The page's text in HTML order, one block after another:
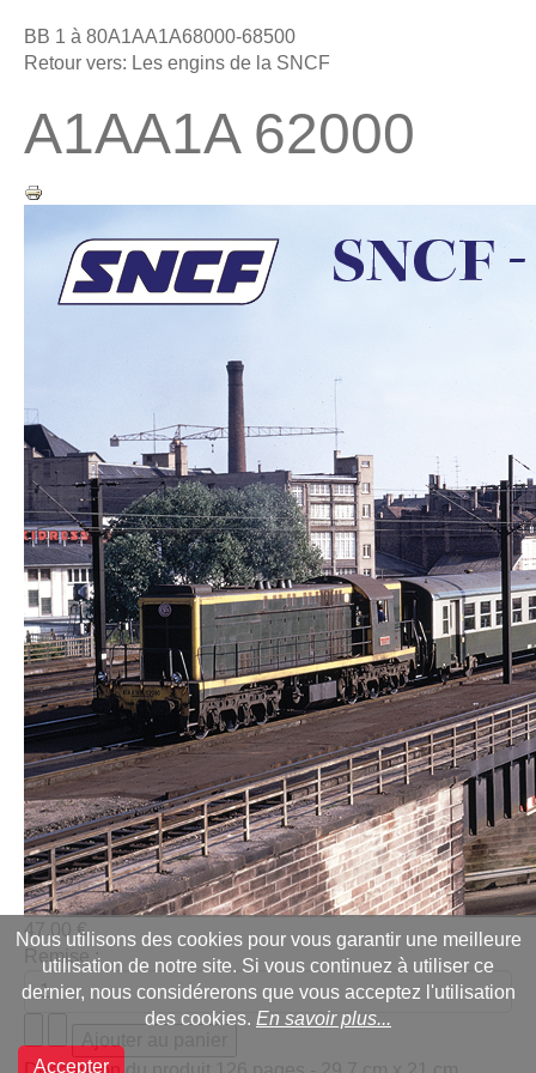
BB 1 à 80A1AA1A68000-68500
Retour vers: Les engins de la SNCF
A1AA1A 62000
47,00 €
Remise :
Nous utilisons des cookies pour vous garantir une meilleure
utilisation de notre site. Si vous continuez à utiliser ce
dernier, nous considérerons que vous acceptez l'utilisation
des cookies. En savoir plus...
Accepter